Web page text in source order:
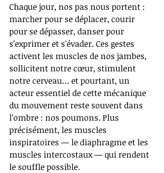
Chaque jour, nos pas nous portent :
marcher pour se déplacer, courir
pour se dépasser, danser pour
s’exprimer et s'évader. Ces gestes
activent les muscles de nos jambes,
sollicitent notre cœur, stimulent
notre cerveau… et pourtant, un
acteur essentiel de cette mécanique
du mouvement reste souvent dans
l’ombre : nos poumons. Plus
précisément, les muscles
inspiratoires — le diaphragme et les
muscles intercostaux — qui rendent
le souffle possible.